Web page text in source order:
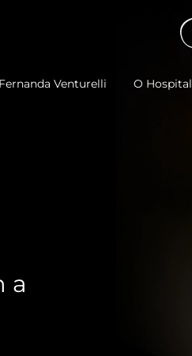
Venturelli O Hospital
a